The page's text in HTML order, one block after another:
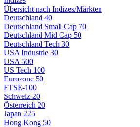
Übersicht nach Indizes/Märkten
Deutschland 40
Deutschland Small Cap 70
Deutschland Mid Cap 50
Deutschland Tech 30
USA Industrie 30
USA 500
US Tech 100
Eurozone 50
FTSE-100
Schweiz 20
Österreich 20
Japan 225
Hong Kong 50